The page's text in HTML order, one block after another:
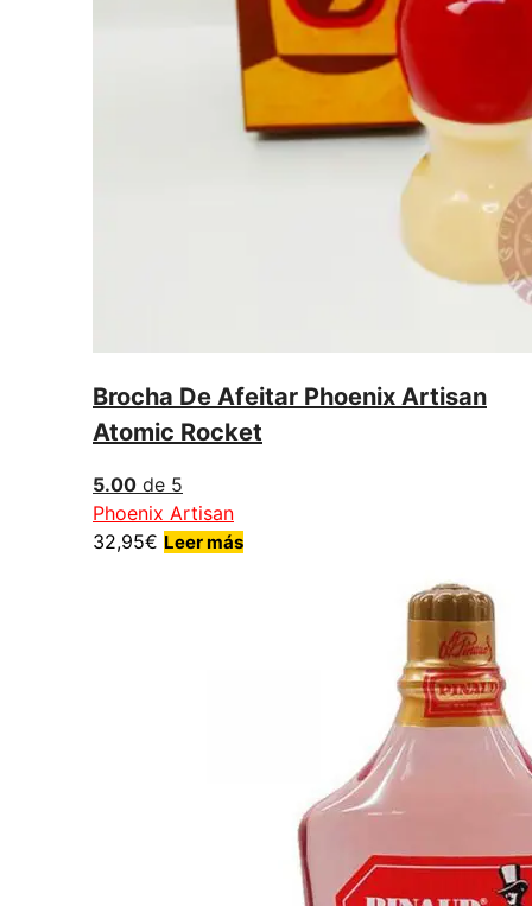
Brocha De Afeitar Phoenix Artisan
Atomic Rocket
5.00 de 5
Phoenix Artisan
32,95€ Leer más